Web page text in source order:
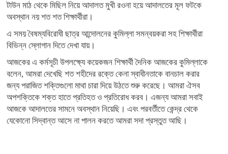
টাউন মাঠ থেকে মিছিল নিয়ে আদালত মুখী রওনা হয়ে আদালতের মূল ফটকে
অবস্থান নয় শত শত শিক্ষার্থীরা।
এ সময় বৈষম্যবিরোধী ছাত্র আন্দোলনের কুমিল্লা সমন্বয়করা সহ শিক্ষার্থীরা
বিভিন্ন স্লোগান দিতে দেখা যায়।
আজকের এ কর্মসূচী উপলক্ষ্যে কয়েকজন শিক্ষার্থী দৈনিক আজকের কুমিল্লাকে
বলেন, আমরা দেখেছি শত শহীদের রক্তে কেনা স্বাধীনতাকে বানচাল করার
জন্য পরাজিত শক্তিগুলো মাথা চারা দিয়ে উঠতে শুরু করেছে। আমরা ঐসব
অপশক্তিকে শক্ত হাতে প্রতিহত ও প্রতিরোধ করব। এজন্য আমরা সবাই
আজকে আদালতের সামনে অবস্থান নিয়েছি। এবং পরবর্তীতে কেন্দ্র থেকে
যেকোনো সিদ্বান্ত আসে না পালন করতে আমরা সদা প্রস্তুত আছি।